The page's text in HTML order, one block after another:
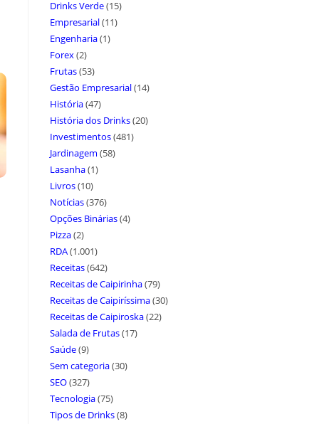
Drinks Verde(15)
Empresarial(11)
Engenharia(1)
Forex(2)
Frutas(53)
Gestão Empresarial(14)
História(47)
História dos Drinks(20)
Investimentos(481)
Jardinagem (58)
Lasanha(1)
Livros(10)
Notícias(376)
Opções Binárias(4)
Pizza(2)
RDA(1.001)
Receitas(642)
Receitas de Caipirinha(79)
Receitas de Caipiríssima(30)
Receitas de Caipiroska(22)
Salada de Frutas(17)
Saúde(9)
Sem categoria(30)
SEO(327)
Tecnologia(75)
Tipos de Drinks(8)